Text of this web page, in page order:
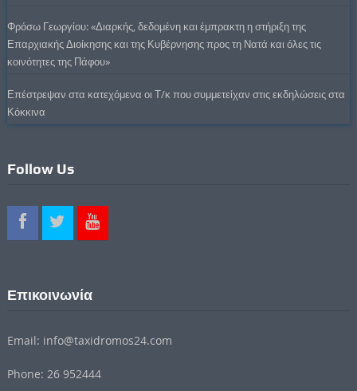
Φρόσω Γεωργίου: «Διαρκής, δεδομένη και έμπρακτη η στήριξη της
Επαρχιακής Διοίκησης και της Κυβέρνησης προς τη Νατά και όλες τις
κοινότητες της Πάφου»
Επέστρεψαν στα κατεχόμενα οι Τ/κ που συμμετείχαν στις εκδηλώσεις στα
Κόκκινα
Follow Us
Επικοινωνία
Email: info@taxidromos24.com
Phone: 26 952444